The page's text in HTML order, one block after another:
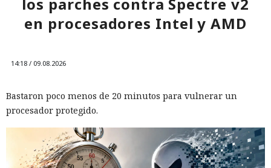
en procesadores Intel y AMD
14:18 / 09.08.2026
Bastaron poco menos de 20 minutos para vulnerar un
procesador protegido.